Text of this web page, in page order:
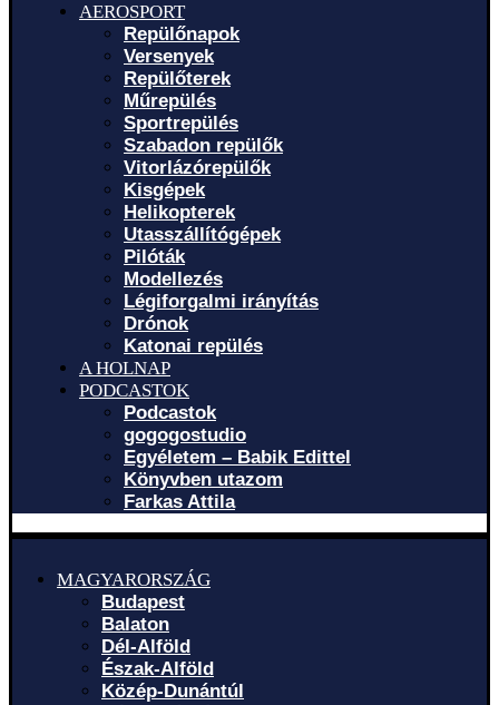
AEROSPORT
Repülőnapok
Versenyek
Repülőterek
Műrepülés
Sportrepülés
Szabadon repülők
Vitorlázórepülők
Kisgépek
Helikopterek
Utasszállítógépek
Pilóták
Modellezés
Légiforgalmi irányítás
Drónok
Katonai repülés
A HOLNAP
PODCASTOK
Podcastok
gogogostudio
Egyéletem – Babik Edittel
Könyvben utazom
Farkas Attila
MAGYARORSZÁG
Budapest
Balaton
Dél-Alföld
Észak-Alföld
Közép-Dunántúl